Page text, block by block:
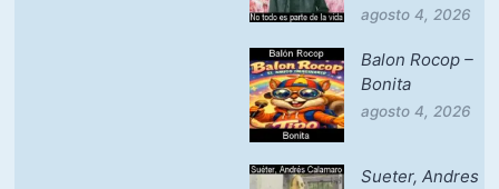
agosto 4, 2026
Balon Rocop –
Bonita
agosto 4, 2026
Sueter, Andres